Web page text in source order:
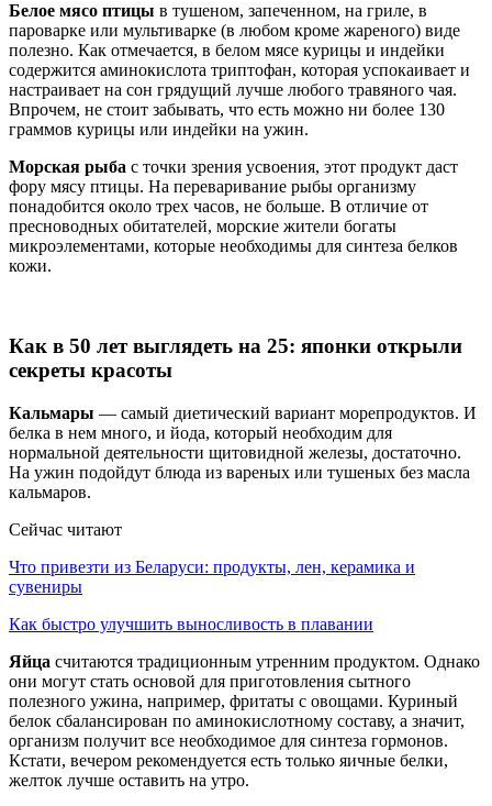
Белое мясо птицы в тушеном, запеченном, на гриле, в
пароварке или мультиварке (в любом кроме жареного) виде
полезно. Как отмечается, в белом мясе курицы и индейки
содержится аминокислота триптофан, которая успокаивает и
настраивает на сон грядущий лучше любого травяного чая.
Впрочем, не стоит забывать, что есть можно ни более 130
граммов курицы или индейки на ужин.
Морская рыба с точки зрения усвоения, этот продукт даст
фору мясу птицы. На переваривание рыбы организму
понадобится около трех часов, не больше. В отличие от
пресноводных обитателей, морские жители богаты
микроэлементами, которые необходимы для синтеза белков
кожи.
Как в 50 лет выглядеть на 25: японки открыли
секреты красоты
Кальмары — самый диетический вариант морепродуктов. И
белка в нем много, и йода, который необходим для
нормальной деятельности щитовидной железы, достаточно.
На ужин подойдут блюда из вареных или тушеных без масла
кальмаров.
Сейчас читают
Что привезти из Беларуси: продукты, лен, керамика и
сувениры
Как быстро улучшить выносливость в плавании
Яйца считаются традиционным утренним продуктом. Однако
они могут стать основой для приготовления сытного
полезного ужина, например, фритаты с овощами. Куриный
белок сбалансирован по аминокислотному составу, а значит,
организм получит все необходимое для синтеза гормонов.
Кстати, вечером рекомендуется есть только яичные белки,
желток лучше оставить на утро.